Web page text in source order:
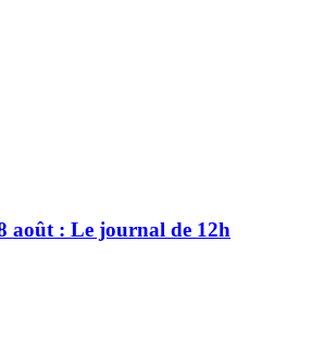
août : Le journal de 12h